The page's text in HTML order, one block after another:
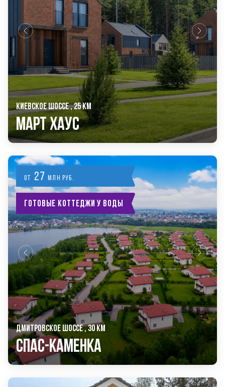
КИЕВСКОЕ ШОССЕ , 25 КМ
Март Хаус
от 27млн руб.
Готовые коттеджи у воды
ДМИТРОВСКОЕ ШОССЕ , 30 КМ
Спас-Каменка